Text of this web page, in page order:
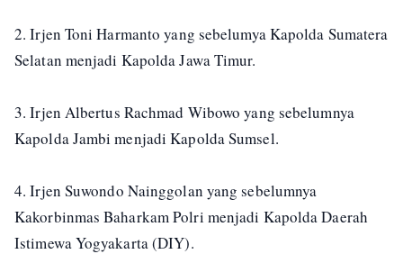
2. Irjen Toni Harmanto yang sebelumya Kapolda Sumatera
Selatan menjadi Kapolda Jawa Timur.
3. Irjen Albertus Rachmad Wibowo yang sebelumnya
Kapolda Jambi menjadi Kapolda Sumsel.
4. Irjen Suwondo Nainggolan yang sebelumnya
Kakorbinmas Baharkam Polri menjadi Kapolda Daerah
Istimewa Yogyakarta (DIY).